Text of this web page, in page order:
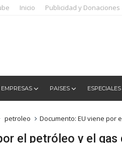
Inicio Publicidad y Donaciones
EMPRESAS PAISES ESPECIALES
petroleo Documento: EU viene por
el petróleo y el